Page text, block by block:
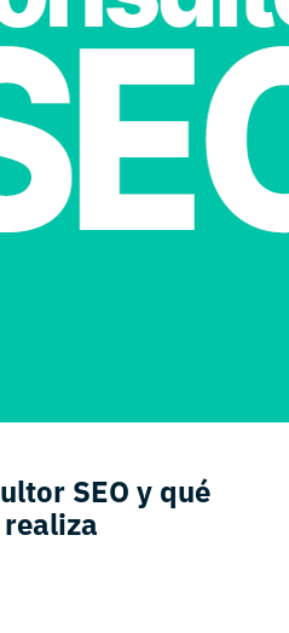
SEO y qué